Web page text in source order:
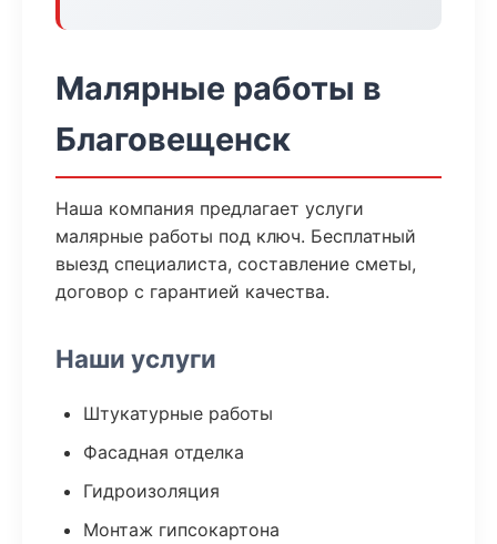
Малярные работы в
Благовещенск
Наша компания предлагает услуги
малярные работы под ключ. Бесплатный
выезд специалиста, составление сметы,
договор с гарантией качества.
Наши услуги
Штукатурные работы
Фасадная отделка
Гидроизоляция
Монтаж гипсокартона